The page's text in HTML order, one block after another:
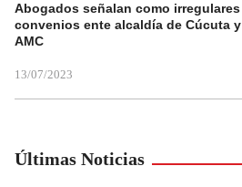
Abogados señalan como irregulares
convenios ente alcaldía de Cúcuta y
AMC
13/07/2023
Últimas Noticias